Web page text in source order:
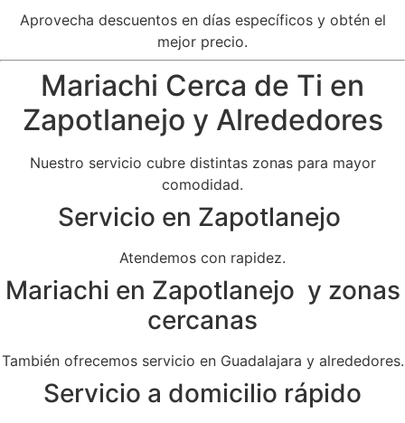
Aprovecha descuentos en días específicos y obtén el
mejor precio.
Mariachi Cerca de Ti en
Zapotlanejo y Alrededores
Nuestro servicio cubre distintas zonas para mayor
comodidad.
Servicio en Zapotlanejo
Atendemos con rapidez.
Mariachi en Zapotlanejo y zonas
cercanas
También ofrecemos servicio en Guadalajara y alrededores.
Servicio a domicilio rápido